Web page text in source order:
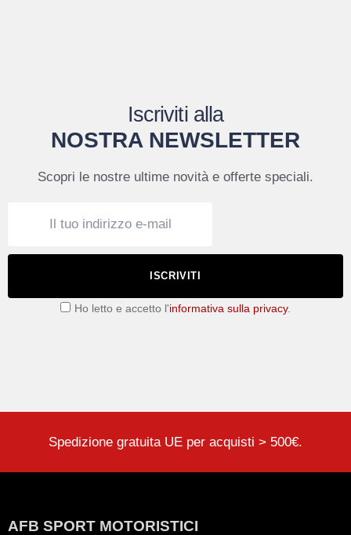
Iscriviti alla
NOSTRA NEWSLETTER
Scopri le nostre ultime novità e offerte speciali.
ISCRIVITI
Ho letto e accetto l'informativa sulla privacy.
Spedizione gratuita UE per acquisti > 500€.
AFB SPORT MOTORISTICI